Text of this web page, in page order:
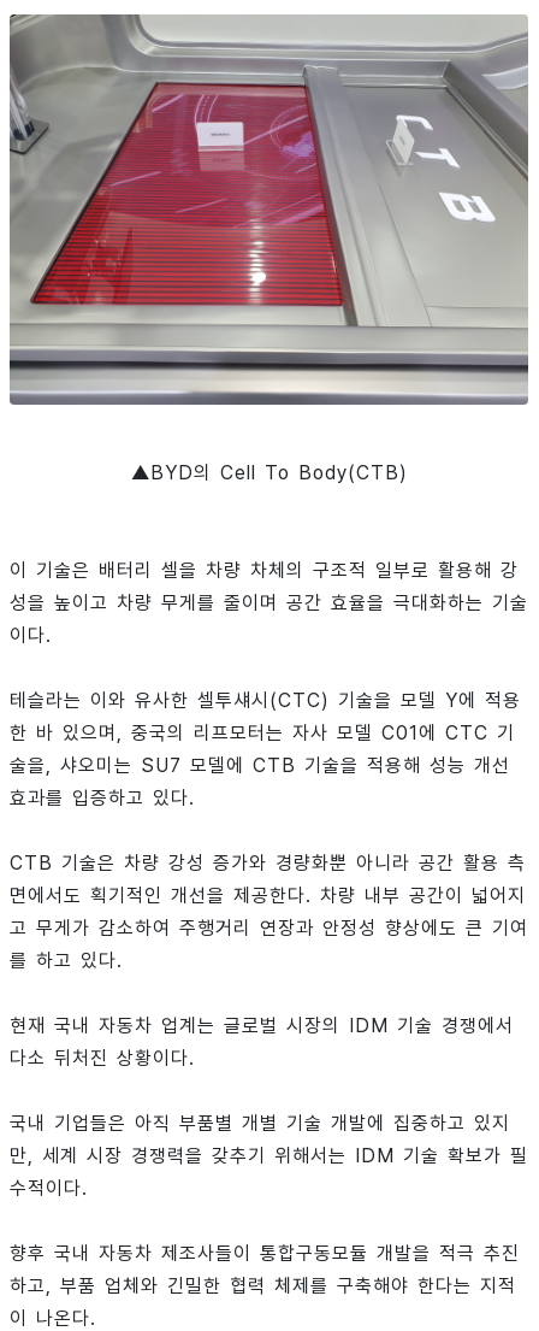
▲BYD의 Cell To Body(CTB)
이 기술은 배터리 셀을 차량 차체의 구조적 일부로 활용해 강
성을 높이고 차량 무게를 줄이며 공간 효율을 극대화하는 기술
이다.
테슬라는 이와 유사한 셀투섀시(CTC) 기술을 모델 Y에 적용
한 바 있으며, 중국의 리프모터는 자사 모델 C01에 CTC 기
술을, 샤오미는 SU7 모델에 CTB 기술을 적용해 성능 개선
효과를 입증하고 있다.
CTB 기술은 차량 강성 증가와 경량화뿐 아니라 공간 활용 측
면에서도 획기적인 개선을 제공한다. 차량 내부 공간이 넓어지
고 무게가 감소하여 주행거리 연장과 안정성 향상에도 큰 기여
를 하고 있다.
현재 국내 자동차 업계는 글로벌 시장의 IDM 기술 경쟁에서
다소 뒤처진 상황이다.
국내 기업들은 아직 부품별 개별 기술 개발에 집중하고 있지
만, 세계 시장 경쟁력을 갖추기 위해서는 IDM 기술 확보가 필
수적이다.
향후 국내 자동차 제조사들이 통합구동모듈 개발을 적극 추진
하고, 부품 업체와 긴밀한 협력 체제를 구축해야 한다는 지적
이 나온다.